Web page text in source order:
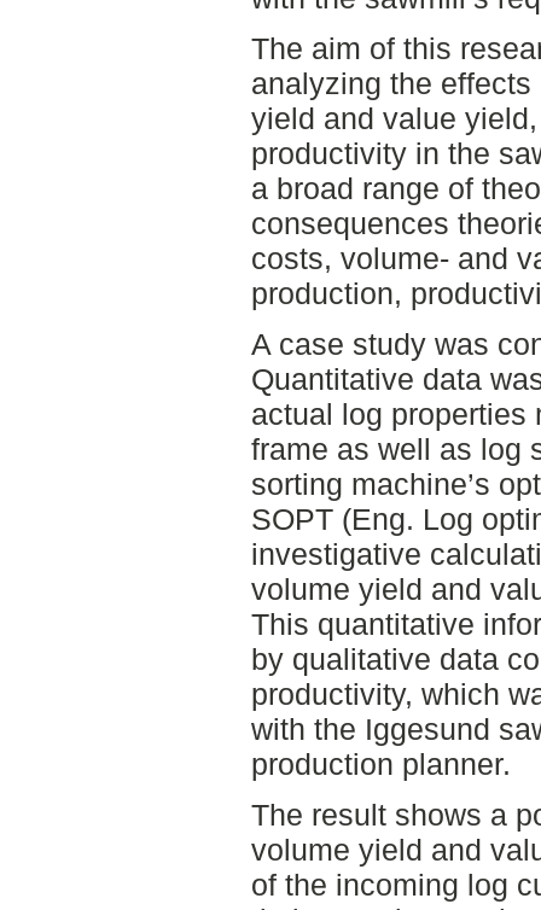
The aim of this
analyzing the
yield and value
productivity in the
a broad range of
consequences
costs, volume- and
production,
A case study was
Quantitative data
actual log properties
frame as well as log
sorting machine’s
SOPT (Eng. Log
investigative
volume yield and
This quantitative
by qualitative data
productivity, which
with the Iggesund
production planner.
The result shows a
volume yield and
of the incoming log